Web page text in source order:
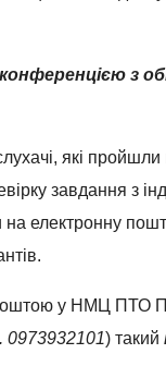
з
які
завдання з
на електронну
поштою у НМЦ ПТО
) такий